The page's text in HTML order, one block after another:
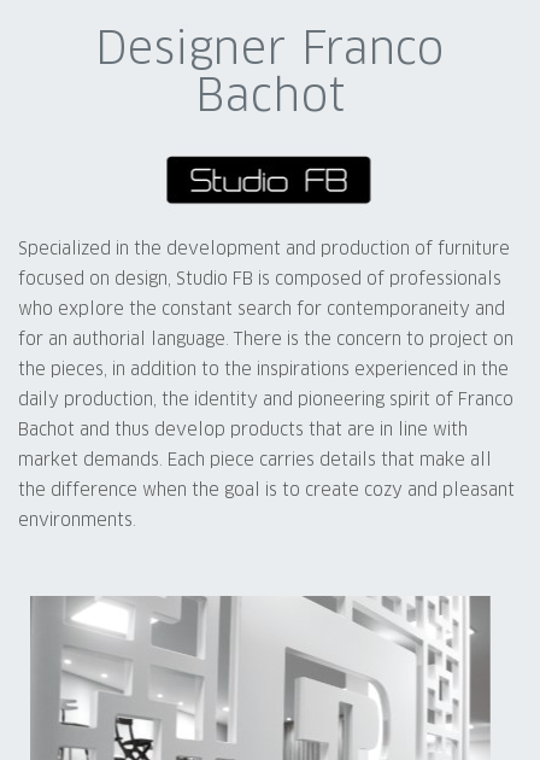
Designer Franco
Bachot
Specialized in the development and production of furniture
focused on design, Studio FB is composed of professionals
who explore the constant search for contemporaneity and
for an authorial language. There is the concern to project on
the pieces, in addition to the inspirations experienced in the
daily production, the identity and pioneering spirit of Franco
Bachot and thus develop products that are in line with
market demands. Each piece carries details that make all
the difference when the goal is to create cozy and pleasant
environments.